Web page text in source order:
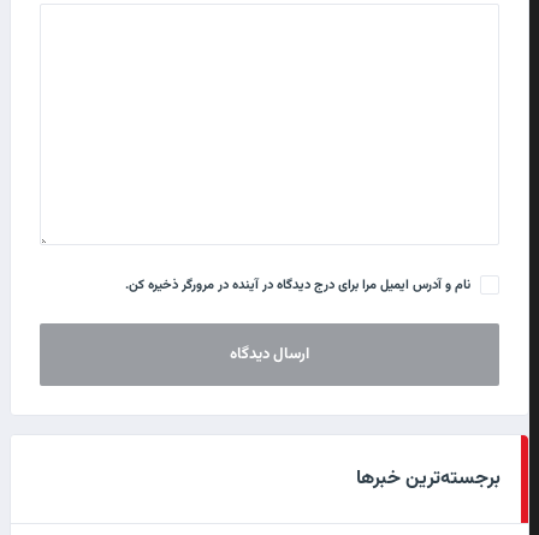
نام و آدرس ایمیل مرا برای درج دیدگاه در آینده در مرورگر ذخیره کن.
برجسته‌ترین خبرها